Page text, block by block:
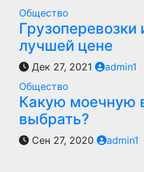
Общество
Грузоперевозки
лучшей цене
Дек 27, 2021
admin1
Общество
Какую моечную
выбрать?
Сен 27, 2020 admin1